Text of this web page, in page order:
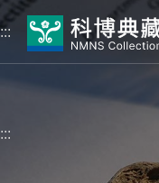
跳到中央內容區塊
:::
:::